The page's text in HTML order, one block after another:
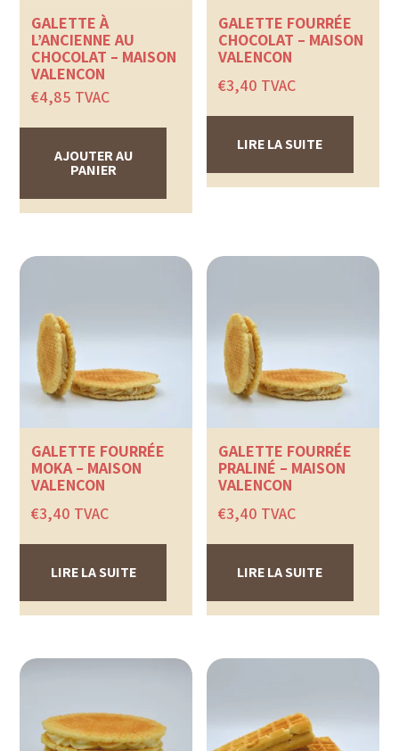
GALETTE À
L’ANCIENNE AU
CHOCOLAT – MAISON
VALENÇON
€4,85 TVAC
AJOUTER AU
PANIER
GALETTE FOURRÉE
CHOCOLAT – MAISON
VALENÇON
€3,40 TVAC
LIRE LA SUITE
GALETTE FOURRÉE
MOKA – MAISON
VALENÇON
€3,40 TVAC
LIRE LA SUITE
GALETTE FOURRÉE
PRALINÉ – MAISON
VALENÇON
€3,40 TVAC
LIRE LA SUITE